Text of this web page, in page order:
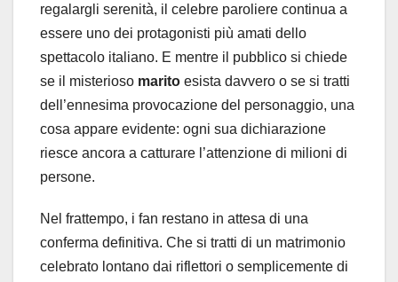
regalargli serenità, il celebre paroliere continua a
essere uno dei protagonisti più amati dello
spettacolo italiano. E mentre il pubblico si chiede
se il misterioso marito esista davvero o se si tratti
dell’ennesima provocazione del personaggio, una
cosa appare evidente: ogni sua dichiarazione
riesce ancora a catturare l’attenzione di milioni di
persone.
Nel frattempo, i fan restano in attesa di una
conferma definitiva. Che si tratti di un matrimonio
celebrato lontano dai riflettori o semplicemente di